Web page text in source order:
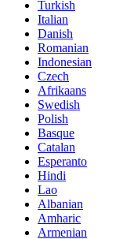
Turkish
Italian
Danish
Romanian
Indonesian
Czech
Afrikaans
Swedish
Polish
Basque
Catalan
Esperanto
Hindi
Lao
Albanian
Amharic
Armenian